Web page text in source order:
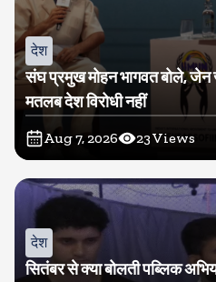
देश
संघ प्रमुख मोहन भागवत बोले, जेन
मतलब देश विरोधी नहीं
Aug 7, 2026 23Views
देश
सितंबर से क्या बोलती पब्लिक